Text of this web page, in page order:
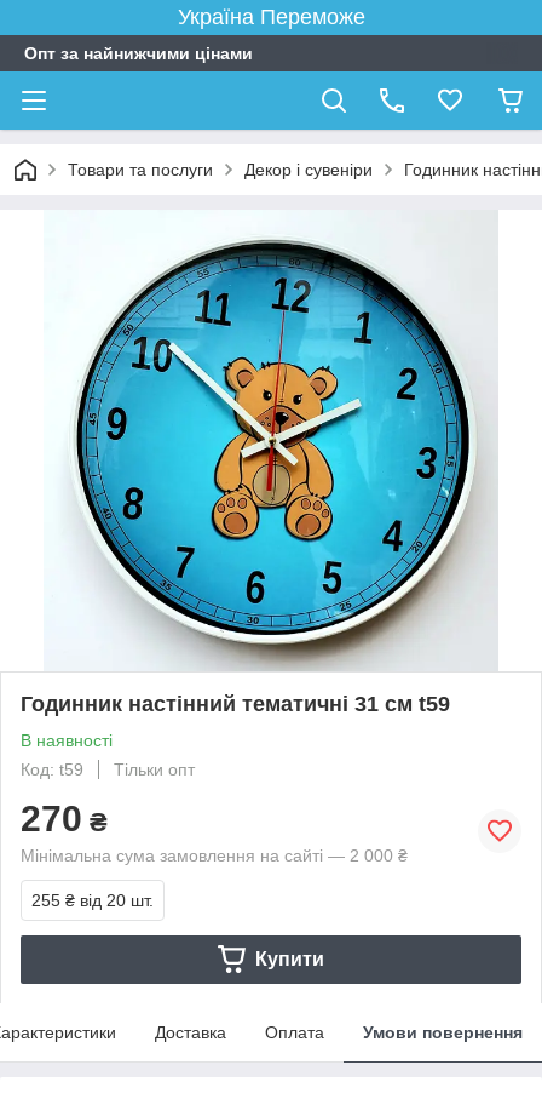
Україна Переможе
Опт за найнижчими цінами
Товари та послуги Декор і сувеніри Годинник
Годинник настінний тематичні 31 см t59
В наявності
Код: t59
Тільки опт
270 ₴
Мінімальна сума замовлення на сайті — 2 000 ₴
255 ₴ від 20 шт.
Купити
Доставка Оплата Умови повернення